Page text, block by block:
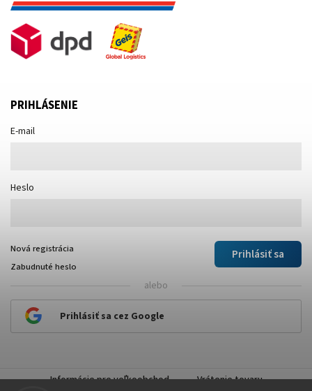
PRIHLÁSENIE
E-mail
Heslo
Prihlásiť sa
Nová registrácia
Zabudnuté heslo
alebo
Prihlásiť sa cez Google
Informácie pre veľkoobchod Vrátenie tovaru